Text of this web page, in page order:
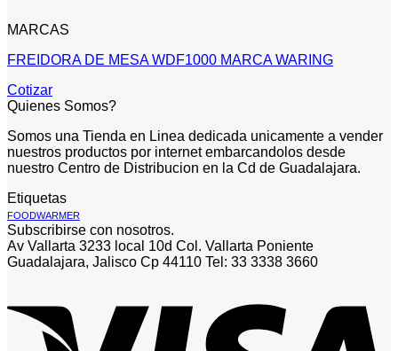
MARCAS
FREIDORA DE MESA WDF1000 MARCA WARING
Cotizar
Quienes Somos?
Somos una Tienda en Linea dedicada unicamente a vender
nuestros productos por internet embarcandolos desde
nuestro Centro de Distribucion en la Cd de Guadalajara.
Etiquetas
FOODWARMER
Subscribirse con nosotros.
Av Vallarta 3233 local 10d Col. Vallarta Poniente
Guadalajara, Jalisco Cp 44110 Tel: 33 3338 3660